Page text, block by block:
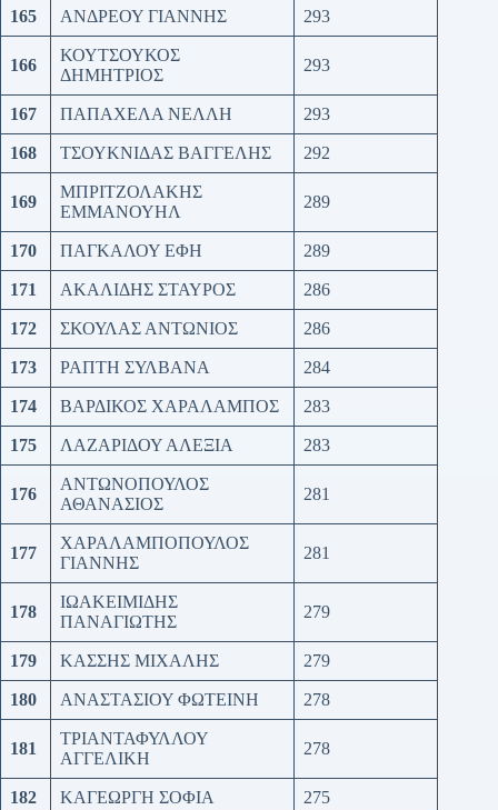
165 ΑΝΔΡΕΟΥ ΓΙΑΝΝΗΣ 293
166
ΚΟΥΤΣΟΥΚΟΣ
ΔΗΜΗΤΡΙΟΣ
293
167 ΠΑΠΑΧΕΛΑ ΝΕΛΛΗ 293
168 ΤΣΟΥΚΝΙΔΑΣ ΒΑΓΓΕΛΗΣ 292
169
ΜΠΡΙΤΖΟΛΑΚΗΣ
ΕΜΜΑΝΟΥΗΛ
289
170 ΠΑΓΚΑΛΟΥ ΕΦΗ 289
171 ΑΚΑΛΙΔΗΣ ΣΤΑΥΡΟΣ 286
172 ΣΚΟΥΛΑΣ ΑΝΤΩΝΙΟΣ 286
173 ΡΑΠΤΗ ΣΥΛΒΑΝΑ 284
174 ΒΑΡΔΙΚΟΣ ΧΑΡΑΛΑΜΠΟΣ 283
175 ΛΑΖΑΡΙΔΟΥ ΑΛΕΞΙΑ 283
176
ΑΝΤΩΝΟΠΟΥΛΟΣ
ΑΘΑΝΑΣΙΟΣ
281
177
ΧΑΡΑΛΑΜΠΟΠΟΥΛΟΣ
ΓΙΑΝΝΗΣ
281
178
ΙΩΑΚΕΙΜΙΔΗΣ
ΠΑΝΑΓΙΩΤΗΣ
279
179 ΚΑΣΣΗΣ ΜΙΧΑΛΗΣ 279
180 ΑΝΑΣΤΑΣΙΟΥ ΦΩΤΕΙΝΗ 278
181
ΤΡΙΑΝΤΑΦΥΛΛΟΥ
ΑΓΓΕΛΙΚΗ
278
182 ΚΑΓΕΩΡΓΗ ΣΟΦΙΑ 275